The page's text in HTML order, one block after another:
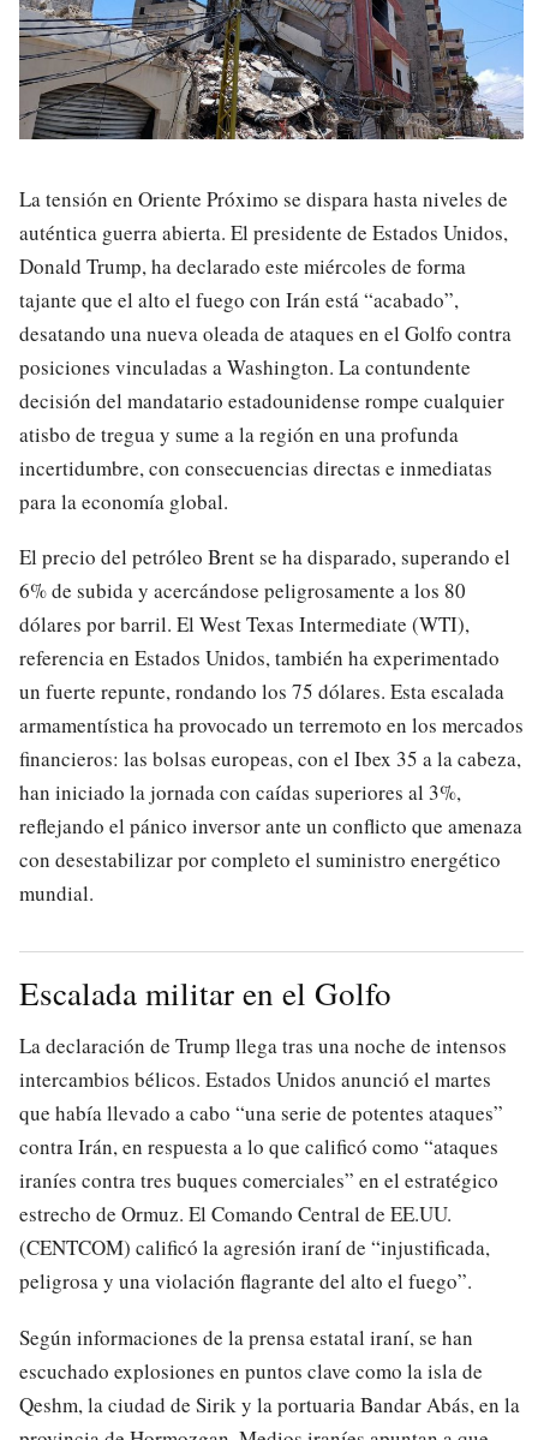
La tensión en Oriente Próximo se dispara hasta niveles de
auténtica guerra abierta. El presidente de Estados Unidos,
Donald Trump, ha declarado este miércoles de forma
tajante que el alto el fuego con Irán está “acabado”,
desatando una nueva oleada de ataques en el Golfo contra
posiciones vinculadas a Washington. La contundente
decisión del mandatario estadounidense rompe cualquier
atisbo de tregua y sume a la región en una profunda
incertidumbre, con consecuencias directas e inmediatas
para la economía global.
El precio del petróleo Brent se ha disparado, superando el
6% de subida y acercándose peligrosamente a los 80
dólares por barril. El West Texas Intermediate (WTI),
referencia en Estados Unidos, también ha experimentado
un fuerte repunte, rondando los 75 dólares. Esta escalada
armamentística ha provocado un terremoto en los mercados
financieros: las bolsas europeas, con el Ibex 35 a la cabeza,
han iniciado la jornada con caídas superiores al 3%,
reflejando el pánico inversor ante un conflicto que amenaza
con desestabilizar por completo el suministro energético
mundial.
Escalada militar en el Golfo
La declaración de Trump llega tras una noche de intensos
intercambios bélicos. Estados Unidos anunció el martes
que había llevado a cabo “una serie de potentes ataques”
contra Irán, en respuesta a lo que calificó como “ataques
iraníes contra tres buques comerciales” en el estratégico
estrecho de Ormuz. El Comando Central de EE.UU.
(CENTCOM) calificó la agresión iraní de “injustificada,
peligrosa y una violación flagrante del alto el fuego”.
Según informaciones de la prensa estatal iraní, se han
escuchado explosiones en puntos clave como la isla de
Qeshm, la ciudad de Sirik y la portuaria Bandar Abás, en la